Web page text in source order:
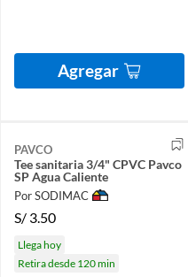
Agregar
PAVCO
Tee sanitaria 3/4" CPVC Pavco
SP Agua Caliente
Por SODIMAC
S/ 3.50
Llega hoy
Retira desde 120 min